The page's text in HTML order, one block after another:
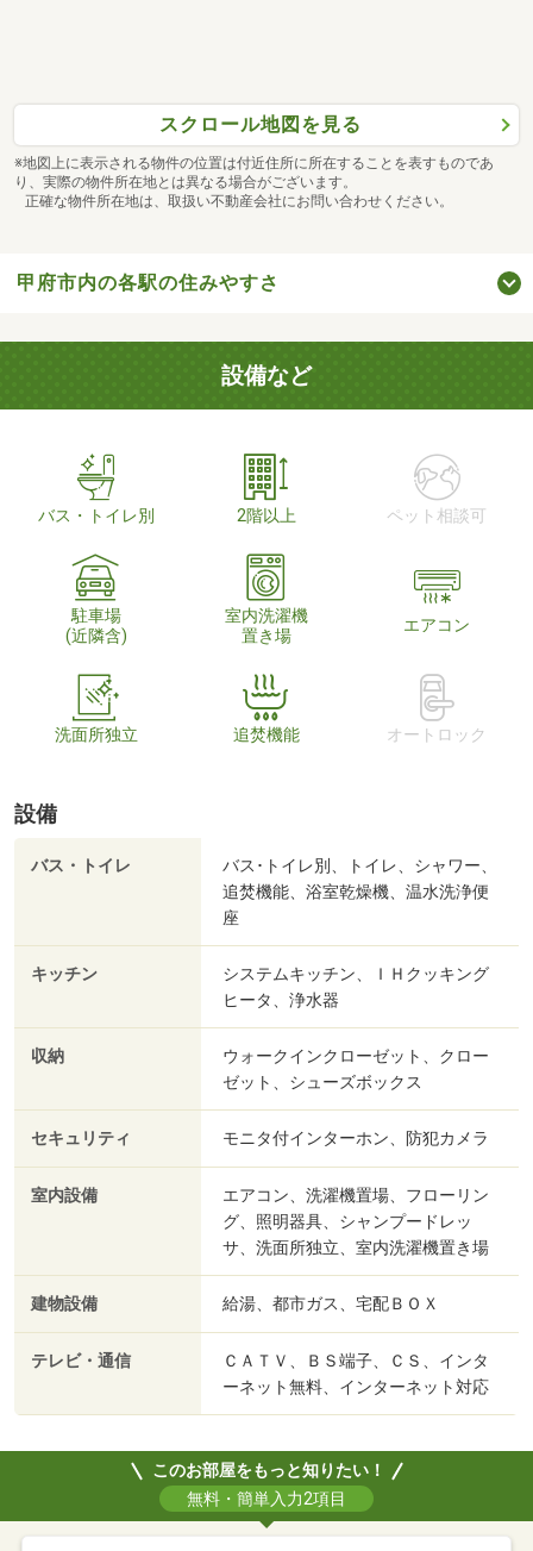
スクロール地図を見る
※地図上に表示される物件の位置は付近住所に所在することを表すものであ
り、実際の物件所在地とは異なる場合がございます。
正確な物件所在地は、取扱い不動産会社にお問い合わせください。
甲府市内の各駅の住みやすさ
設備など
バス・トイレ別 2階以上 ペット相談可
駐車場
(近隣含)
室内洗濯機
置き場
エアコン
洗面所独立 追焚機能 オートロック
設備
バス・トイレ
バス･トイレ別、トイレ、シャワー、
追焚機能、浴室乾燥機、温水洗浄便
座
キッチン
システムキッチン、ＩＨクッキング
ヒータ、浄水器
収納
ウォークインクローゼット、クロー
ゼット、シューズボックス
セキュリティ モニタ付インターホン、防犯カメラ
室内設備
エアコン、洗濯機置場、フローリン
グ、照明器具、シャンプードレッ
サ、洗面所独立、室内洗濯機置き場
建物設備 給湯、都市ガス、宅配ＢＯＸ
テレビ・通信
ＣＡＴＶ、ＢＳ端子、ＣＳ、インタ
ーネット無料、インターネット対応
このお部屋をもっと知りたい！
無料・簡単入力2項目